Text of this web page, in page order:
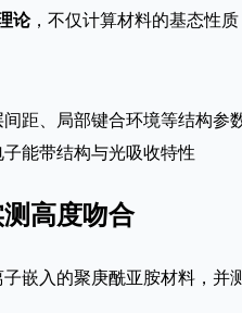
论，不仅计算材料的基态性
距、局部键合环境等结构参
能带结构与光吸收特性
高度吻合
嵌入的聚庚酰亚胺材料，并